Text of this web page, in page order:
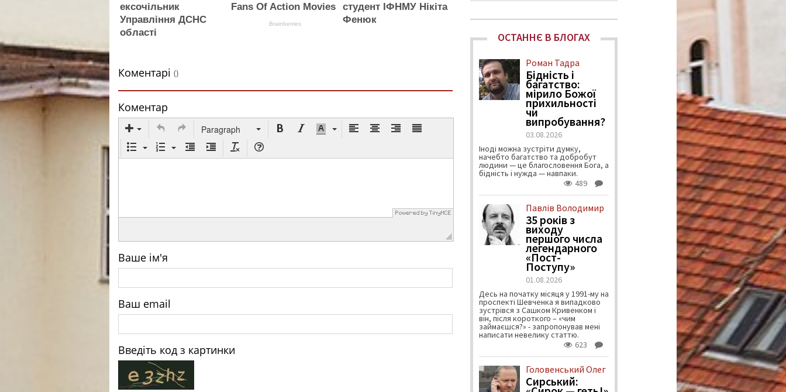
ексочільник
Управління ДСНС
області
Fans Of Action Movies
Brainberries
студент ІФНМУ Нікіта
Фенюк
Коментарі ()
Коментар
Paragraph
Ваше ім'я
Ваш email
Введіть код з картинки
ОСТАННЄ В БЛОГАХ
Роман Тадра
Бідність і
багатство:
мірило Божої
прихильності
чи
випробування?
03.08.2026
Іноді можна зустріти думку,
начебто багатство та добробут
людини — це благословення Бога, а
бідність і нужда — навпаки.
489
Павлів Володимир
35 років з
виходу
першого числа
легендарного
«Пост-
Поступу»
01.08.2026
Десь на початку місяця у 1991-му на
проспекті Шевченка я випадково
зустрівся з Сашком Кривенком і
він, після короткого – «чим
займаєшся?» - запропонував мені
написати невелику статтю.
623
Головенський Олег
Сирський: